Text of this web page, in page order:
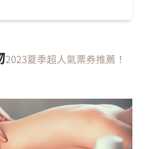
2023夏季超人氣票券推薦！